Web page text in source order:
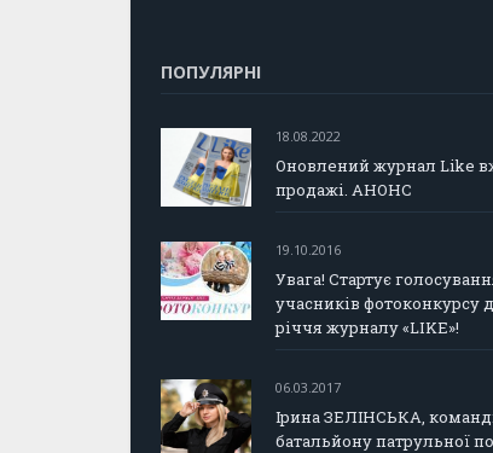
ПОПУЛЯРНІ
18.08.2022
Оновлений журнал Like
продажі. АНОНС
19.10.2016
Увага! Стартує
учасників фотоконкурсу
річчя журналу «LIKE»!
06.03.2017
Ірина ЗЕЛІНСЬКА,
батальйону патрульної